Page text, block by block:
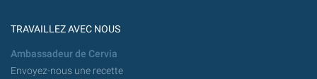
TRAVAILLEZ AVEC NOUS
Ambassadeur de Cervia
Envoyez-nous une recette